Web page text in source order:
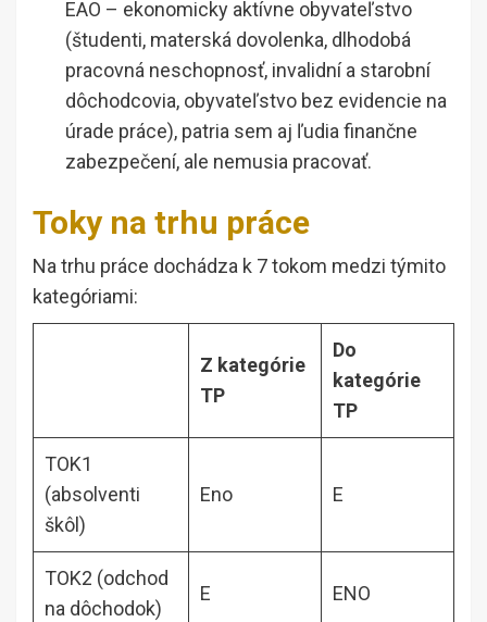
EAO – ekonomicky aktívne obyvateľstvo
(študenti, materská dovolenka, dlhodobá
pracovná neschopnosť, invalidní a starobní
dôchodcovia, obyvateľstvo bez evidencie na
úrade práce), patria sem aj ľudia finančne
zabezpečení, ale nemusia pracovať.
Toky na trhu práce
Na trhu práce dochádza k 7 tokom medzi týmito
kategóriami:
Z kategórie
TP
Do
kategórie
TP
TOK1
(absolventi
škôl)
Eno E
TOK2 (odchod
na dôchodok)
E ENO